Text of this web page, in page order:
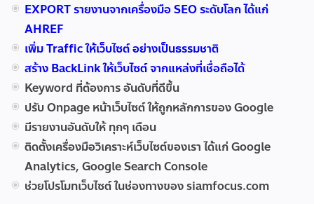
EXPORT รายงานจากเครื่องมือ SEO ระดับโลก ได้แก่
AHREF
เพิ่ม Traffic ให้เว็บไซต์ อย่างเป็นธรรมชาติ
สร้าง BackLink ให้เว็บไซต์ จากแหล่งที่เชื่อถือได้
Keyword ที่ต้องการ อันดับที่ดีขึ้น
ปรับ Onpage หน้าเว็บไซต์ ให้ถูกหลักการของ Google
มีรายงานอันดับให้ ทุกๆ เดือน
ติดตั้งเครื่องมือวิเคราะห์เว็บไซต์ของเรา ได้แก่ Google
Analytics, Google Search Console
ช่วยโปรโมทเว็บไซต์ ในช่องทางของ siamfocus.com